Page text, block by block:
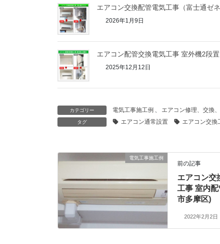
エアコン交換配管電気工事（富士通ゼ
2026年1月9日
エアコン配管交換電気工事 室外機2段
2025年12月12日
カテゴリー 電気工事施工例 エアコン修理、交換
タグ エアコン通常設置 エアコン交換
電気工事施工例
前の記事
エアコン交
工事 室内
市多摩区)
2022年2月2日